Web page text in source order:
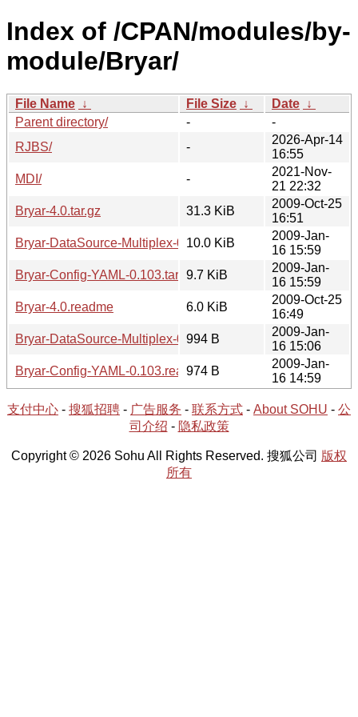
Index of /CPAN/modules/by-
module/Bryar/
File Name ↓ File Size ↓ Date ↓
Parent directory/
-
-
RJBS/
-
2026-Apr-14
16:55
MDI/
-
2021-Nov-
21 22:32
Bryar-4.0.tar.gz
31.3 KiB
2009-Oct-25
16:51
Bryar-DataSource-Multiplex-0.122.tar.gz
10.0 KiB
2009-Jan-
16 15:59
Bryar-Config-YAML-0.103.tar.gz9.7 KiB
2009-Jan-
16 15:59
Bryar-4.0.readme
6.0 KiB
2009-Oct-25
16:49
Bryar-DataSource-Multiplex-0.122.readme
994 B
2009-Jan-
16 15:06
Bryar-Config-YAML-0.103.readme
974 B
2009-Jan-
16 14:59
支付中心 - 搜狐招聘 - 广告服务 - 联系方式 - About SOHU - 公
司介绍 - 隐私政策
Copyright © 2026 Sohu All Rights Reserved. 搜狐公司 版权
所有